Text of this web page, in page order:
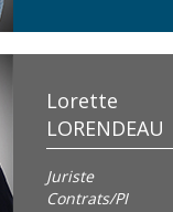
Lorette
LORENDEAU
Juriste
Contrats/PI